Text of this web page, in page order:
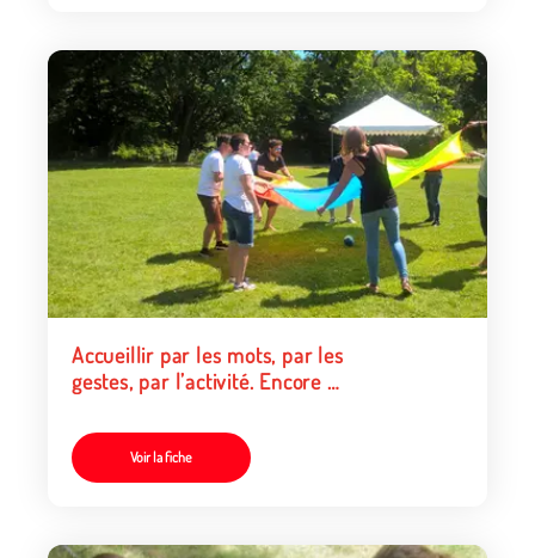
Accueillir par les mots, par les
gestes, par l’activité. Encore et
Voir la fiche